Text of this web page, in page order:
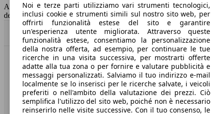
AutoScout24 non si assume alcuna responsabilità per la correttezza
dei dati.
Torna su
Benvenuti su AutoScout24, il mercato auto europeo.
Società
A proposito di AutoScout24
Noi e terze parti utilizziamo vari strumenti tecnologici,
inclusi cookie e strumenti simili sul nostro sito web, per
offrirti funzionalità estese del sito e garantire
un'esperienza utente migliorata. Attraverso queste
funzionalità estese, consentiamo la personalizzazione
della nostra offerta, ad esempio, per continuare le tue
ricerche in una visita successiva, per mostrarti offerte
adatte alla tua zona o per fornire e valutare pubblicità e
messaggi personalizzati. Salviamo il tuo indirizzo e-mail
localmente se lo inserisci per le ricerche salvate, i veicoli
preferiti o nell'ambito della valutazione dei prezzi. Ciò
semplifica l'utilizzo del sito web, poiché non è necessario
reinserirlo nelle visite successive. Con il tuo consenso, le